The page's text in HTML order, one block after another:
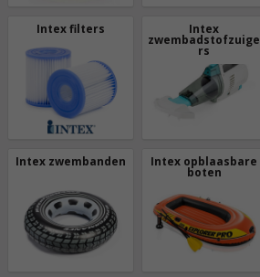
Intex filters Intex
zwembadstofzuige
rs
Intex zwembanden Intex opblaasbare
boten